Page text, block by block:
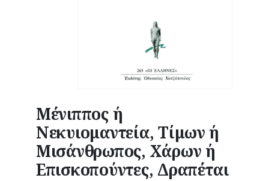
Μένιππος ή
Νεκυιομαντεία, Τίμων ή
Μισάνθρωπος, Χάρων ή
Επισκοπούντες, Δραπέται